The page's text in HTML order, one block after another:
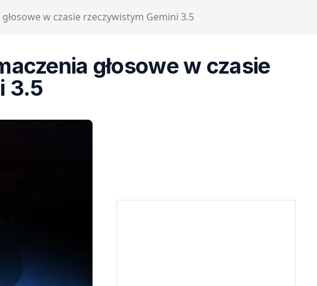
w czasie rzeczywistym Gemini 3.5
głosowe w czasie
3.5